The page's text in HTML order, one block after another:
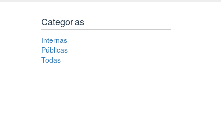
Categorias
Internas
Públicas
Todas